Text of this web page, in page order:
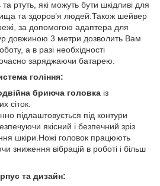
ртуть, які можуть бути шкідливі для
та здоров’я людей.Також шейвер
за допомогою адаптера для
довжиною 3 метри дозволить Вам
а в разі необхідності
заряджаючи батарею.
гоління:
бриюча головка із
сіток.
підлаштовується під контури
якісний і безпечний зріз
шкіри.Ножі головок працюють
зниження вібрацій в роботі і більш
та дизайн: